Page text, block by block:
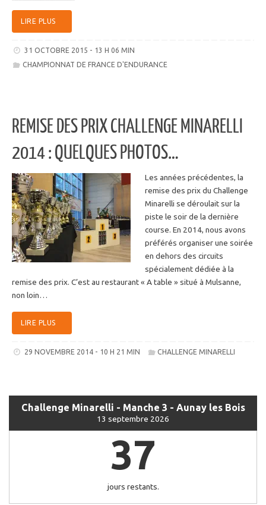
LIRE PLUS
31 OCTOBRE 2015 - 13 H 06 MIN
CHAMPIONNAT DE FRANCE D'ENDURANCE
REMISE DES PRIX CHALLENGE MINARELLI
2014 : QUELQUES PHOTOS…
Les années précédentes, la
remise des prix du Challenge
Minarelli se déroulait sur la
piste le soir de la dernière
course. En 2014, nous avons
préférés organiser une soirée
en dehors des circuits
spécialement dédiée à la
remise des prix. C’est au restaurant « A table » situé à Mulsanne,
non loin…
LIRE PLUS
29 NOVEMBRE 2014 - 10 H 21 MIN CHALLENGE MINARELLI
Challenge Minarelli - Manche 3 - Aunay les Bois
13 septembre 2026
37
jours restants.